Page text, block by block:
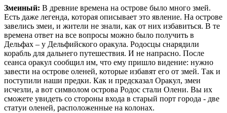
Змеиный: В древние времена на острове было много змей.
Есть даже легенда, которая описывает это явление. На острове
завелись змеи, и жители не знали, как от них избавиться. В те
времена ответ на все вопросы можно было получить в
Дельфах – у Дельфийского оракула. Родосцы снарядили
корабль для дальнего путешествия. И не напрасно. После
сеанса оракул сообщил им, что ему пришло видение: нужно
завести на острове оленей, которые избавят его от змей. Так и
поступили наши предки. Как и предсказал Оракул, змеи
исчезли, а вот символом острова Родос стали Олени. Вы их
сможете увидеть со стороны входа в старый порт города - две
статуи оленей, расположенные на колонах.